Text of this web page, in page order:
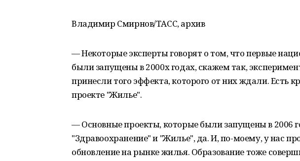
Владимир Смирнов/ТАСС, архив
— Некоторые эксперты говорят о том, что первые
были запущены в 2000х годах, скажем так,
принесли того эффекта, которого от них ждали. Есть
проекте "Жилье".
— Основные проекты, которые были запущены в 2006
"Здравоохранение" и "Жилье", да. И, по-моему, у нас
обновление на рынке жилья. Образование тоже